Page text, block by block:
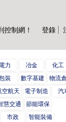
控制網！ 登錄
電力 冶金
化工
裝 數字基建
物流
空航天 電子制造
汽
慧交通
節能環保
市政 智能裝備